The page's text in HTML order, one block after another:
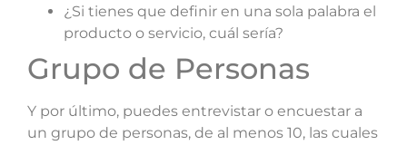
¿Si tienes que definir en una sola palabra el
producto o servicio, cuál sería?
Grupo de Personas
Y por último, puedes entrevistar o encuestar a
un grupo de personas, de al menos 10, las cuales